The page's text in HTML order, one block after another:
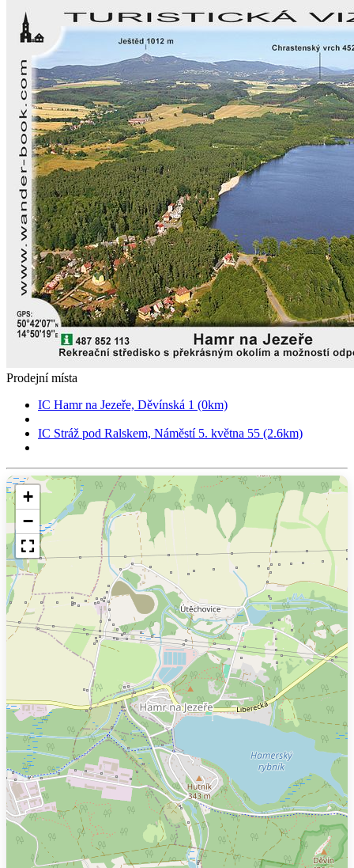
Prodejní místa
IC Hamr na Jezeře, Děvínská 1 (0km)
IC Stráž pod Ralskem, Náměstí 5. května 55 (2.6km)
+
−